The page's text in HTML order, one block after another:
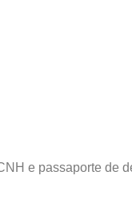
e passaporte de